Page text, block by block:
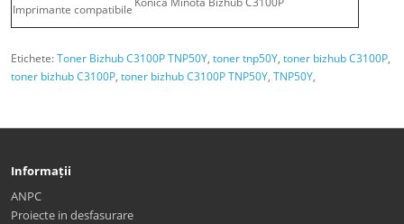
Imprimante compatibile
Etichete:Toner Bizhub C3100P TNP50Y, toner tnp50Y, toner bizhub C3100P,
toner bizhub C3100P, toner bizhub C3100P TNP50Y, TNP50Y,
Informații
ANPC
Proiecte in desfasurare